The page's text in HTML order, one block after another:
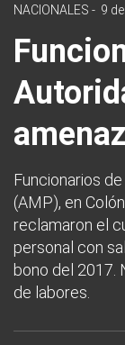
NACIONALES - 9
Funcionarios
(AMP), en
reclamaron el
personal con
bono del 2017.
de labores.